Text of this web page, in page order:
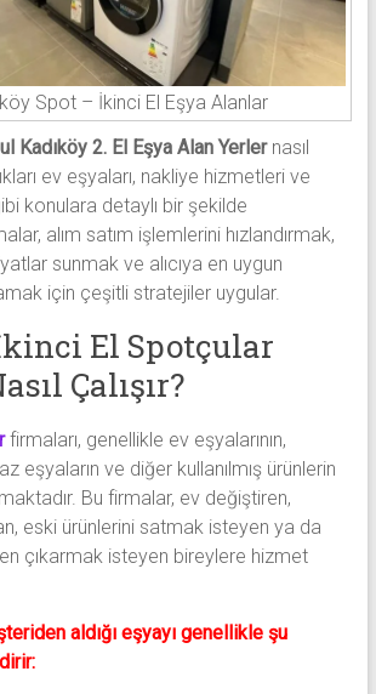
Spot – İkinci El Eşya Alanlar
Kadıköy 2. El Eşya Alan Yerlernasıl
ev eşyaları, nakliye hizmetleri ve
konulara detaylı bir şekilde
alım satım işlemlerini hızlandırmak,
sunmak ve alıcıya en uygun
için çeşitli stratejiler uygular.
El Spotçular
Çalışır?
firmaları, genellikle ev eşyalarının,
eşyaların ve diğer kullanılmış ürünlerin
Bu firmalar, ev değiştiren,
eski ürünlerini satmak isteyen ya da
çıkarmak isteyen bireylere hizmet
aldığı eşyayı genellikle şu